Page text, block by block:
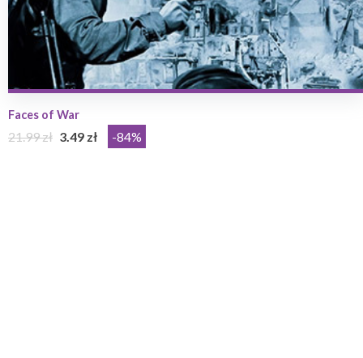
Faces of War
21.99 zł 3.49 zł -84%